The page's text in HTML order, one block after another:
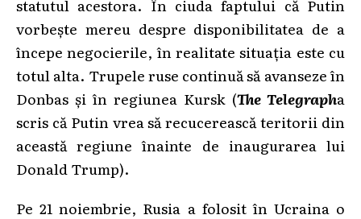
statutul acestora. În ciuda faptului că Putin
vorbește mereu despre disponibilitatea de a
începe negocierile, în realitate situația este cu
totul alta. Trupele ruse continuă să avanseze în
Donbas și în regiunea Kursk (The Telegrapha
scris că Putin vrea să recucerească teritorii din
această regiune înainte de inaugurarea lui
Donald Trump).
Pe 21 noiembrie, Rusia a folosit în Ucraina o